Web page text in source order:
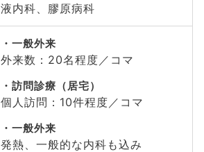
液内科、膠原病科
一般外来
外来数：20名程度／コマ
訪問診療（居宅）
個人訪問：10件程度／コマ
一般外来
発熱、一般的な内科も込み